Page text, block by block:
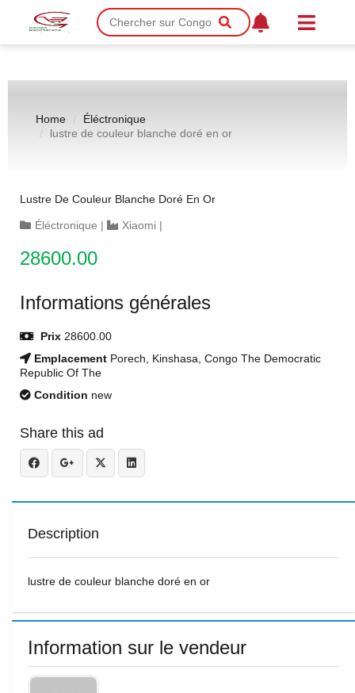
Home
Éléctronique
lustre de couleur blanche doré en or
Lustre De Couleur Blanche Doré En Or
Éléctronique | Xiaomi |
28600.00
Informations générales
Prix 28600.00
Emplacement Porech, Kinshasa, Congo The Democratic
Republic Of The
Condition new
Share this ad
Description
lustre de couleur blanche doré en or
Information sur le vendeur